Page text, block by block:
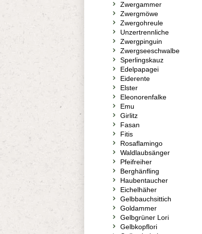
Zwergammer
Zwergmöwe
Zwergohreule
Unzertrennliche
Zwergpinguin
Zwergseeschwalbe
Sperlingskauz
Edelpapagei
Eiderente
Elster
Eleonorenfalke
Emu
Girlitz
Fasan
Fitis
Rosaflamingo
Waldlaubsänger
Pfeifreiher
Berghänfling
Haubentaucher
Eichelhäher
Gelbbauchsittich
Goldammer
Gelbgrüner Lori
Gelbkopflori